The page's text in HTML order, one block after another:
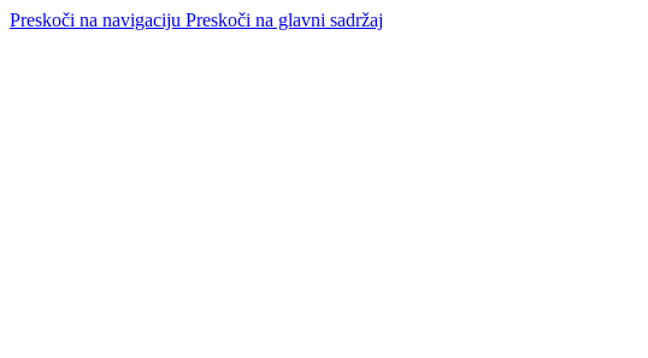
Preskoči na navigaciju Preskoči na glavni sadržaj